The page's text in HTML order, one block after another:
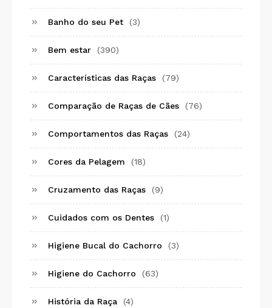
Banho do seu Pet (3)
Bem estar (390)
Características das Raças (79)
Comparação de Raças de Cães (76)
Comportamentos das Raças (24)
Cores da Pelagem (18)
Cruzamento das Raças (9)
Cuidados com os Dentes (1)
Higiene Bucal do Cachorro (3)
Higiene do Cachorro (63)
História da Raça (4)